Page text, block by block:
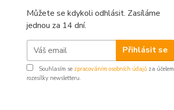
Můžete se kdykoli odhlásit. Zasíláme
jednou za 14 dní.
Přihlásit se
Souhlasím se zpracováním osobních údajů za účelem
rozesílky newsletteru.